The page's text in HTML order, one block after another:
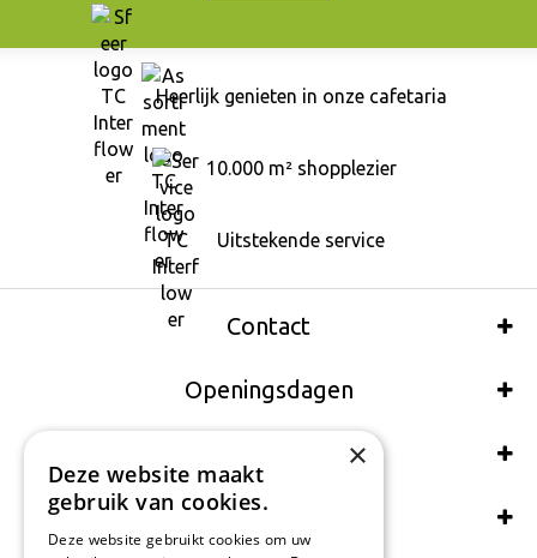
Heerlijk genieten in onze cafetaria
10.000 m² shopplezier
Uitstekende service
Contact
Openingsdagen
Wij accepteren ook:
Schrijf een recensie
×
Deze website maakt
gebruik van cookies.
Deze website gebruikt cookies om uw